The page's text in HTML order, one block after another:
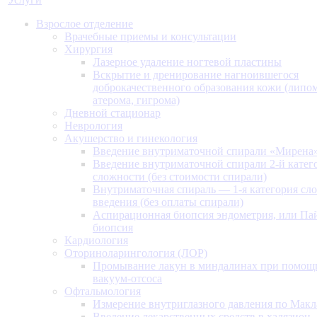
Взрослое отделение
Врачебные приемы и консультации
Хирургия
Лазерное удаление ногтевой пластины
Вскрытие и дренирование нагноившегося
доброкачественного образования кожи
атерома, гигрома)
Дневной стационар
Неврология
Акушерство и гинекология
Введение внутриматочной спирали
Введение внутриматочной спирали 2-й
сложности (без стоимости спирали)
Внутриматочная спираль — 1-я категория
введения (без оплаты спирали)
Аспирационная биопсия эндометрия, или
биопсия
Кардиология
Оториноларингология (ЛОР)
Промывание лакун в миндалинах при
вакуум-отсоса
Офтальмология
Измерение внутриглазного давления по